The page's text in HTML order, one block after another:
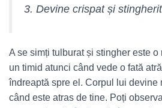
3. Devine crispat și stingherit
A se simți tulburat și stingher este
un timid atunci când vede o fată
îndreaptă spre el. Corpul lui devine
când este atras de tine. Poți